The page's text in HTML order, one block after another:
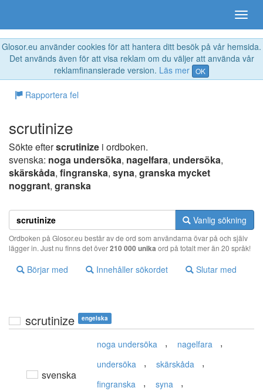
Glosor.eu använder cookies för att hantera ditt besök på vår hemsida.
Det används även för att visa reklam om du väljer att använda vår
reklamfinansierade version. Läs mer OK
Rapportera fel
scrutinize
Sökte efterscrutinize i ordboken.
svenska: noga undersöka, nagelfara, undersöka,
skärskåda, fingranska, syna, granska mycket
noggrant, granska
Vanlig sökning
Ordboken på Glosor.eu består av de ord som användarna övar på och själv
lägger in. Just nu finns det över210 000 unika ord på totalt mer än 20 språk!
Börjar med Innehåller sökordet Slutar med
scrutinize engelska
svenska
noga undersöka , nagelfara ,
undersöka , skärskåda ,
fingranska , syna ,